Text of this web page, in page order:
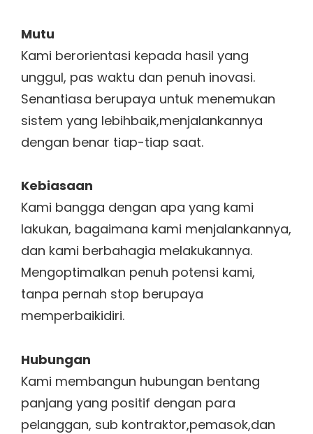
Mutu
Kami berorientasi kepada hasil yang
unggul, pas waktu dan penuh inovasi.
Senantiasa berupaya untuk menemukan
sistem yang lebihbaik,menjalankannya
dengan benar tiap-tiap saat.
Kebiasaan
Kami bangga dengan apa yang kami
lakukan, bagaimana kami menjalankannya,
dan kami berbahagia melakukannya.
Mengoptimalkan penuh potensi kami,
tanpa pernah stop berupaya
memperbaikidiri.
Hubungan
Kami membangun hubungan bentang
panjang yang positif dengan para
pelanggan, sub kontraktor,pemasok,dan